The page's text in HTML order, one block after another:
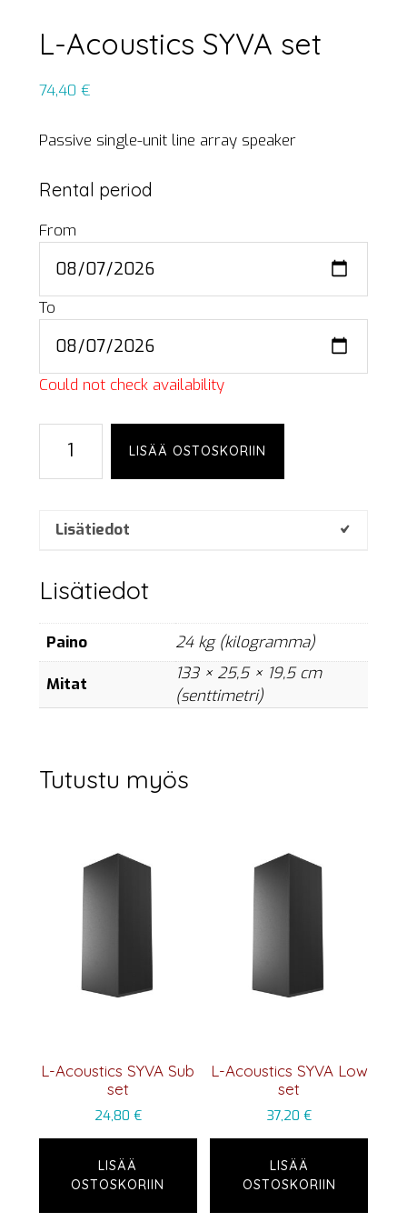
L-Acoustics SYVA set
74,40 €
Passive single-unit line array speaker
Rental period
From
To
Could not check availability
Acoustics
SYVA
määrä
LISÄÄ OSTOSKORIIN
Lisätiedot
Lisätiedot
Paino
24 kg (kilogramma)
Mitat
133 × 25,5 × 19,5 cm
(senttimetri)
Tutustu myös
L-Acoustics SYVA Sub
set
24,80 €
LISÄÄ
OSTOSKORIIN
L-Acoustics SYVA Low
set
37,20 €
LISÄÄ
OSTOSKORIIN